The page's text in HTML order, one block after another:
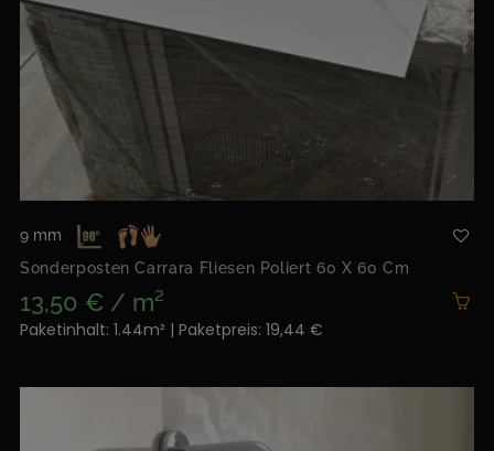
9 mm
Sonderposten Carrara Fliesen Poliert 60 X 60 Cm
13,50 € / m²
Paketinhalt: 1.44m² | Paketpreis: 19,44 €